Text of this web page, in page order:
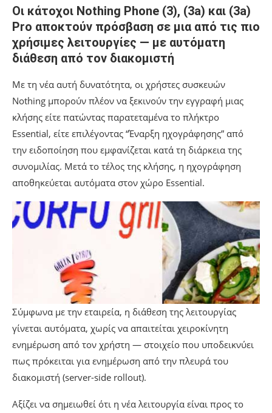
Οι κάτοχοι Nothing Phone (3), (3a) και (3a)
Pro αποκτούν πρόσβαση σε μια από τις πιο
χρήσιμες λειτουργίες — με αυτόματη
διάθεση από τον διακομιστή
Με τη νέα αυτή δυνατότητα, οι χρήστες συσκευών
Nothing μπορούν πλέον να ξεκινούν την εγγραφή μιας
κλήσης είτε πατώντας παρατεταμένα το πλήκτρο
Essential, είτε επιλέγοντας “Έναρξη ηχογράφησης” από
την ειδοποίηση που εμφανίζεται κατά τη διάρκεια της
συνομιλίας. Μετά το τέλος της κλήσης, η ηχογράφηση
αποθηκεύεται αυτόματα στον χώρο Essential.
Σύμφωνα με την εταιρεία, η διάθεση της λειτουργίας
γίνεται αυτόματα, χωρίς να απαιτείται χειροκίνητη
ενημέρωση από τον χρήστη — στοιχείο που υποδεικνύει
πως πρόκειται για ενημέρωση από την πλευρά του
διακομιστή (server-side rollout).
Αξίζει να σημειωθεί ότι η νέα λειτουργία είναι προς το